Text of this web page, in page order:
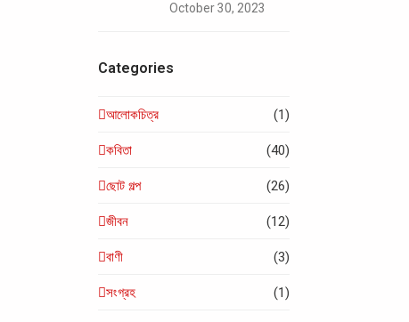
October 30, 2023
Categories
আলোকচিত্র (1)
কবিতা (40)
ছোট গল্প (26)
জীবন (12)
বাণী (3)
সংগ্রহ (1)